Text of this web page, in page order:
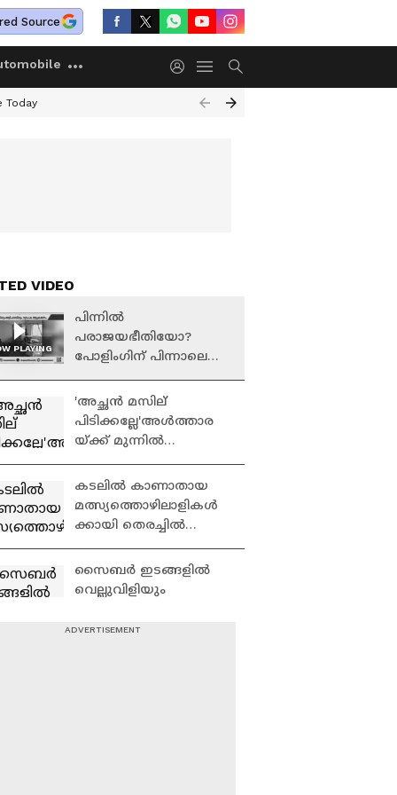
Source
Today
VIDEO
PLAYING
പിന്നില്‍
പരാജയഭീതിയോ?
പോളിംഗിന് പിന്നാലെ
അഴിച്ചുവിട്ട് സിപിഎം
'അച്ഛന്‍ മസില്
പിടിക്കല്ലേ'അള്‍ത്താര
യ്ക്ക് മുന്നില്‍
ഓര്‍ത്തഡോക്സ്-
യാക്കോബായ സഭ
വൈദികര്
കടലിൽ കാണാതായ
മത്സ്യത്തൊഴിലാളികൾ
ക്കായി തെരച്ചിൽ
missing | Kerala
government
സൈബര്‍ ഇടങ്ങളില്‍
വെല്ലുവിളിയും
അര്‍ജുന്‍ ആയങ്കി;